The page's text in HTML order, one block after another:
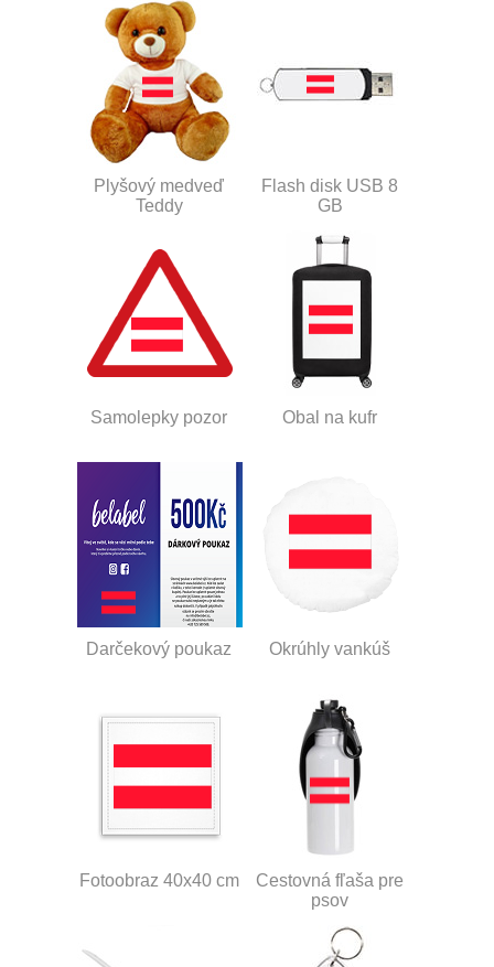
Plyšový medveď
Teddy
Flash disk USB 8
GB
Samolepky pozor Obal na kufr
Darčekový poukaz Okrúhly vankúš
Fotoobraz 40x40 cm
Cestovná fľaša pre
psov